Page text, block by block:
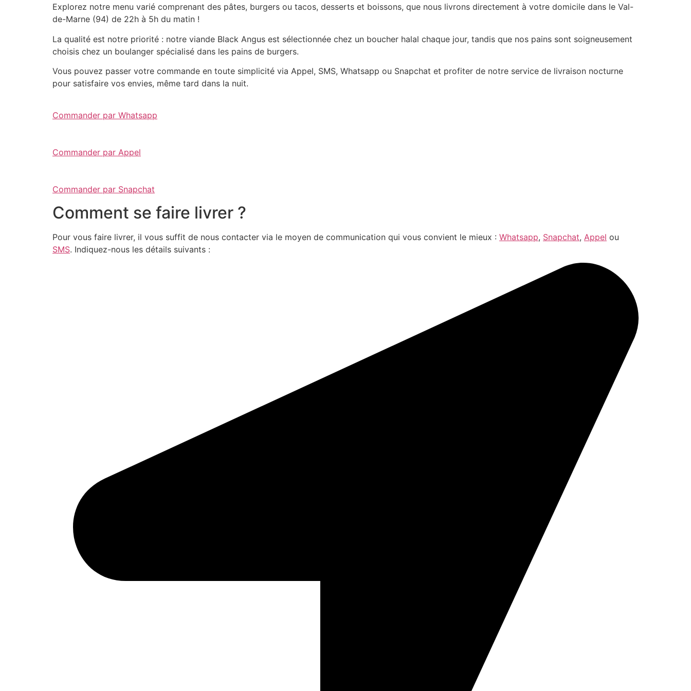
Explorez notre menu varié comprenant des pâtes, burgers ou tacos, desserts et boissons, que nous livrons directement à votre domicile dans le Val-
de-Marne (94) de 22h à 5h du matin !
La qualité est notre priorité : notre viande Black Angus est sélectionnée chez un boucher halal chaque jour, tandis que nos pains sont soigneusement
choisis chez un boulanger spécialisé dans les pains de burgers.
Vous pouvez passer votre commande en toute simplicité via Appel, SMS, Whatsapp ou Snapchat et profiter de notre service de livraison nocturne
pour satisfaire vos envies, même tard dans la nuit.
Commander par Whatsapp
Commander par Appel
Commander par Snapchat
Comment se faire livrer ?
Pour vous faire livrer, il vous suffit de nous contacter via le moyen de communication qui vous convient le mieux : Whatsapp, Snapchat, Appel ou
SMS. Indiquez-nous les détails suivants :